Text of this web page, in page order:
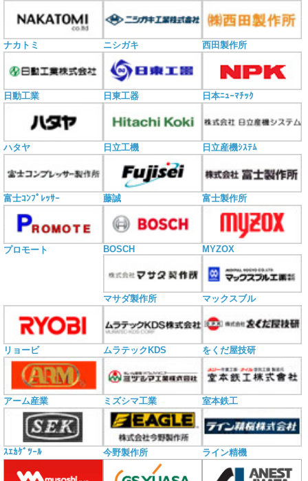
ナカトミ ニシガキ 西田製作所
日動工業 日東工器 日本ﾆｭｰﾏﾁｯｸ
ハタヤ 日立工機 日立産機ｼｽﾃﾑ
富士ｺﾝﾌﾟﾚｯｻｰ 藤誠 富士製作所
プロモート BOSCH MYZOX
マサダ製作所 マックスブル
リョービ ムラテックKDS をくだ屋技研
アーム産業 ミズシマ工業 室本鉄工
ｽｴｶｹﾞﾂｰﾙ 今野製作所 ライン精機